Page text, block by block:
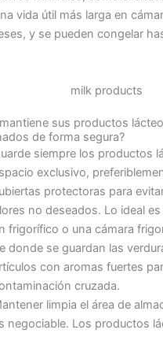
vida útil más larga en
y se pueden congelar
sus productos
de forma segura?
siempre los productos
exclusivo,
protectoras para
no deseados. Lo ideal
frigorífico o una cámara
donde se guardan las
con aromas fuertes
cruzada.
limpia el área de
negociable. Los productos